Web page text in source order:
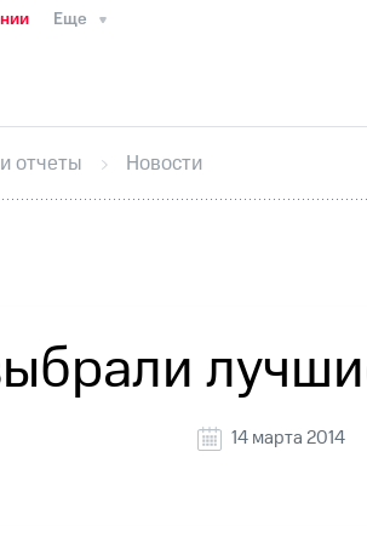
Еще
ИнтервьюФинансовая
секретарьРаскрытие
кабинет акционера
отчеты Новости
14 марта 2014